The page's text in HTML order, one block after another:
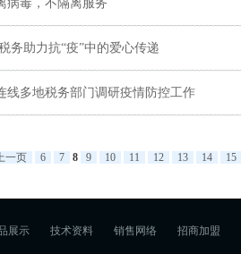
病毒，不隔离服务
务助力抗“疫”中的爱心传递
线多地税务部门调研疫情防控工作
一页 6 7 8 9 10 11 12 13 14 15
展示 技术资料 销售网络 招商加盟